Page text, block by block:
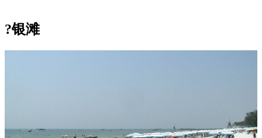
?银滩